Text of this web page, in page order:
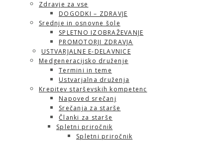
Zdravje za vse
DOGODKI – ZDRAVJE
Srednje in osnovne šole
SPLETNO IZOBRAŽEVANJE
PROMOTORJI ZDRAVJA
USTVARJALNE E-DELAVNICE
Medgeneracijsko druženje
Termini in teme
Ustvarjalna druženja
Krepitev starševskih kompetenc
Napoved srečanj
Srečanja za starše
Članki za starše
Spletni priročnik
Spletni priročnik